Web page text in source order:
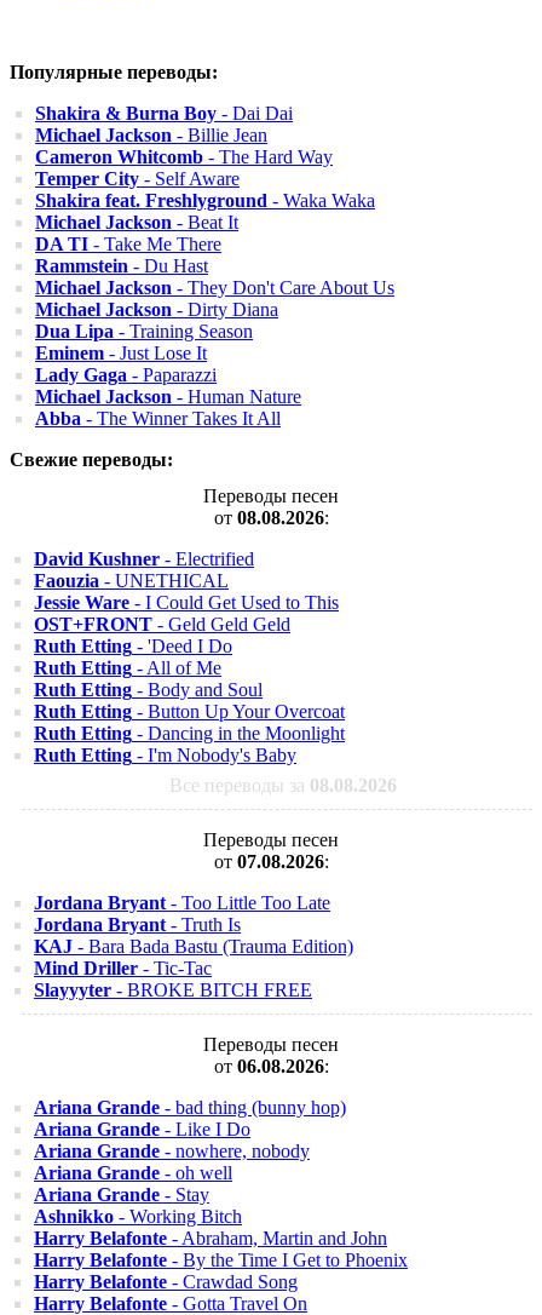
Популярные переводы:
Shakira & Burna Boy - Dai Dai
Michael Jackson - Billie Jean
Cameron Whitcomb - The Hard Way
Temper City - Self Aware
Shakira feat. Freshlyground - Waka Waka
Michael Jackson - Beat It
DA TI - Take Me There
Rammstein - Du Hast
Michael Jackson - They Don't Care About Us
Michael Jackson - Dirty Diana
Dua Lipa - Training Season
Eminem - Just Lose It
Lady Gaga - Paparazzi
Michael Jackson - Human Nature
Abba - The Winner Takes It All
Свежие переводы:
Переводы песен
от 08.08.2026:
David Kushner - Electrified
Faouzia - UNETHICAL
Jessie Ware - I Could Get Used to This
OST+FRONT - Geld Geld Geld
Ruth Etting - 'Deed I Do
Ruth Etting - All of Me
Ruth Etting - Body and Soul
Ruth Etting - Button Up Your Overcoat
Ruth Etting - Dancing in the Moonlight
Ruth Etting - I'm Nobody's Baby
Все переводы за 08.08.2026
Переводы песен
от 07.08.2026:
Jordana Bryant - Too Little Too Late
Jordana Bryant - Truth Is
KAJ - Bara Bada Bastu (Trauma Edition)
Mind Driller - Tic-Tac
Slayyyter - BROKE BITCH FREE
Переводы песен
от 06.08.2026:
Ariana Grande - bad thing (bunny hop)
Ariana Grande - Like I Do
Ariana Grande - nowhere, nobody
Ariana Grande - oh well
Ariana Grande - Stay
Ashnikko - Working Bitch
Harry Belafonte - Abraham, Martin and John
Harry Belafonte - By the Time I Get to Phoenix
Harry Belafonte - Crawdad Song
Harry Belafonte - Gotta Travel On